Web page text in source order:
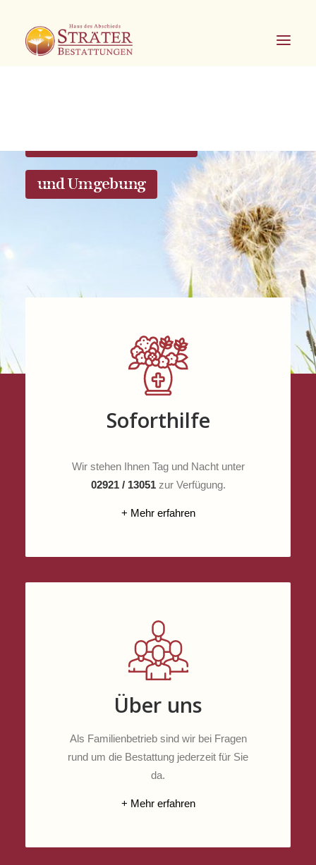
und Umgebung
Soforthilfe
Wir stehen Ihnen Tag und Nacht unter
02921 / 13051zur Verfügung.
+ Mehr erfahren
Über uns
Als Familienbetrieb sind wir bei Fragen
rund um die Bestattung jederzeit für Sie
da.
+ Mehr erfahren